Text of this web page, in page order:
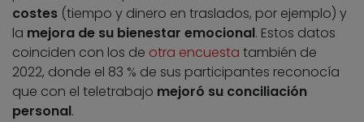
costes (tiempo y dinero en traslados, por ejemplo) y
la mejora de su bienestar emocional. Estos datos
coinciden con los de otra encuesta también de
2022, donde el 83 % de sus participantes reconocía
que con el teletrabajo mejoró su conciliación
personal.